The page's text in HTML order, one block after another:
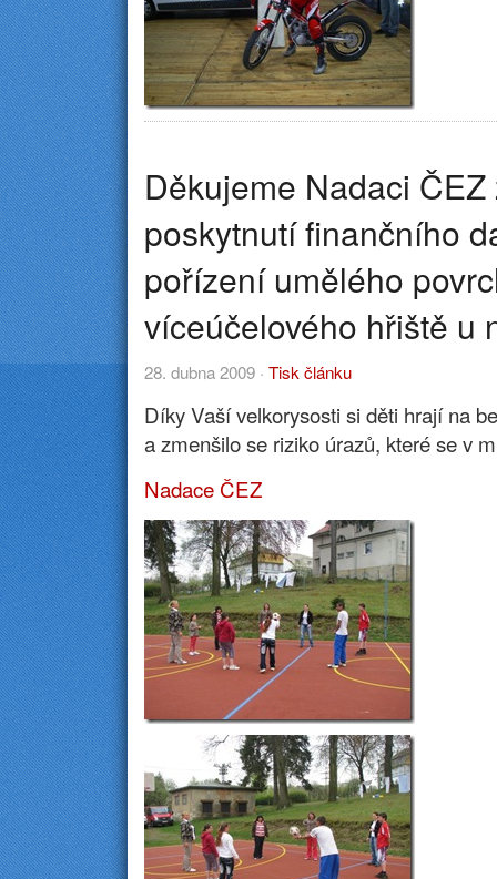
Děkujeme Nadaci ČEZ
poskytnutí finančního
pořízení umělého
víceúčelového hřiště u
28. dubna 2009 · Tisk článku
Díky Vaší velkorysosti si děti hrají na
a zmenšilo se riziko úrazů, které se v
Nadace ČEZ